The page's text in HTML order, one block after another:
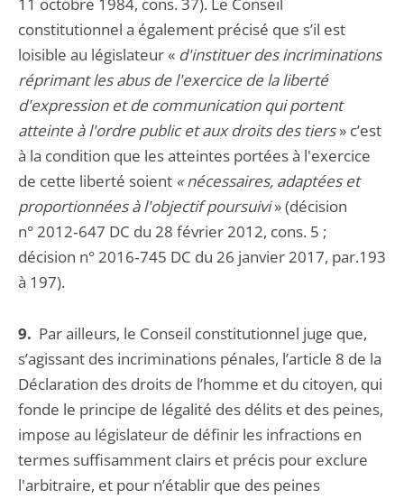
constitutionnel a également précisé que s’il est
loisible au législateur « d'instituer des incriminations
réprimant les abus de l'exercice de la liberté
d'expression et de communication qui portent
atteinte à l'ordre public et aux droits des tiers» c’est
à la condition que les atteintes portées à l'exercice
de cette liberté soient « nécessaires, adaptées et
proportionnées à l'objectif poursuivi» (décision
n° 2012‑647 DC du 28 février 2012, cons. 5 ;
décision n° 2016‑745 DC du 26 janvier 2017, par.193
à 197).
9. Par ailleurs, le Conseil constitutionnel juge que,
s’agissant des incriminations pénales, l’article 8 de la
Déclaration des droits de l’homme et du citoyen, qui
fonde le principe de légalité des délits et des peines,
impose au législateur de définir les infractions en
termes suffisamment clairs et précis pour exclure
l'arbitraire, et pour n’établir que des peines